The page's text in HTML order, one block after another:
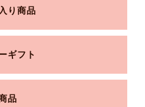
り商品
ギフト
品